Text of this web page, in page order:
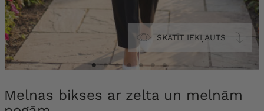
SKATĪT IEKĻAUTS
Melnas bikses ar zelta un melnām